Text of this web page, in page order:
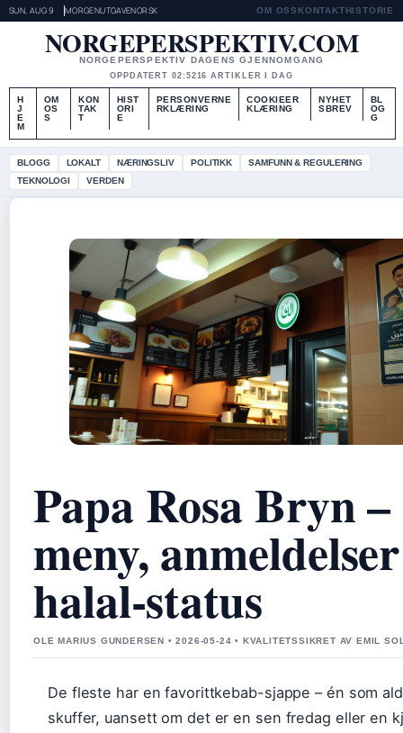
SUN, AUG 9 MORGENUTGAVENORSK OM OSS KONTAKTHISTORIE
NORGEPERSPEKTIV.COM
NORGEPERSPEKTIV DAGENS GJENNOMGANG
OPPDATERT 02:5216 ARTIKLER I DAG
H
J
E
M
OM
OS
S
KON
TAK
T
HIST
ORI
E
PERSONVERNE
RKLÆRING
COOKIEER
KLÆRING
NYHET
SBREV
BL
OG
G
BLOGG LOKALT NÆRINGSLIV POLITIKK
SAMFUNN & REGULERING
TEKNOLOGI
VERDEN
Papa Rosa Bryn –
meny,
halal-status
OLE MARIUS GUNDERSEN • 2026-05-24 • KVALITETSSIKRET AV EMIL
De fleste har en favorittkebab-sjappe – én som
skuffer, uansett om det er en sen fredag eller en